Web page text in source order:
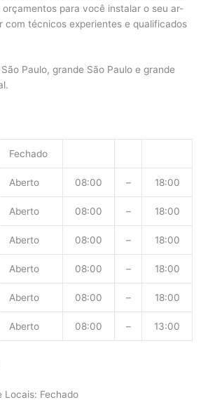
orçamentos para você instalar o seu ar-
com técnicos experientes e qualificados
São Paulo, grande São Paulo e grande
Fechado
Aberto 08:00 – 18:00
Aberto 08:00 – 18:00
Aberto 08:00 – 18:00
Aberto 08:00 – 18:00
Aberto 08:00 – 18:00
Aberto 08:00 – 13:00
Locais: Fechado